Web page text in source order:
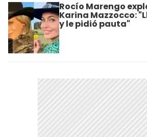
Rocío Marengo
Karina Mazzocco:
y le pidió pauta"